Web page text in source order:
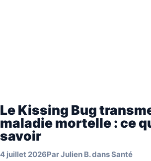
Le Kissing Bug
maladie mortelle : ce
savoir
4 juillet 2026ParJulien B.dansSanté